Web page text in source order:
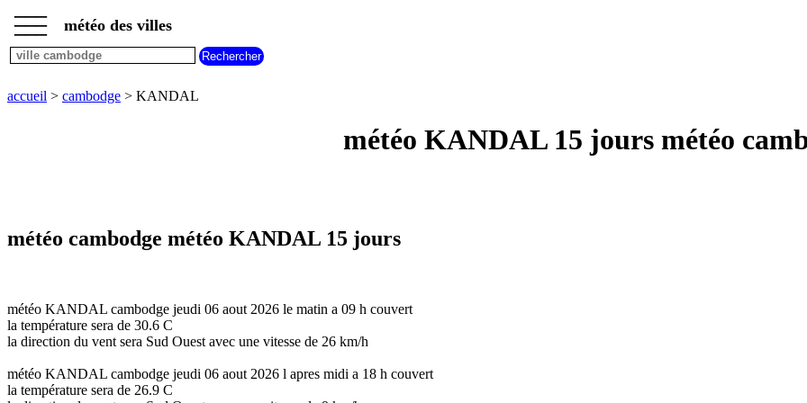
accueil
météo
cambodge
___
___ météo des villes
accueil > cambodge > KANDAL
météo KANDAL 15 jours météo
météo cambodge météo KANDAL 15 jours
météo KANDAL cambodge jeudi 06 aout 2026 le matin a 09 h couvert
la température sera de 30.6 C
la direction du vent sera Sud Ouest avec une vitesse de 26 km/h
météo KANDAL cambodge jeudi 06 aout 2026 l apres midi a 18 h couvert
la température sera de 26.9 C